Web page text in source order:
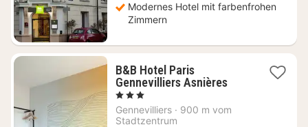
Modernes Hotel mit farbenfrohen
Zimmern
B&B Hotel Paris
Gennevilliers Asnières1
ab
, 3 Sterne
Gennevilliers · 900 m vom
Stadtzentrum